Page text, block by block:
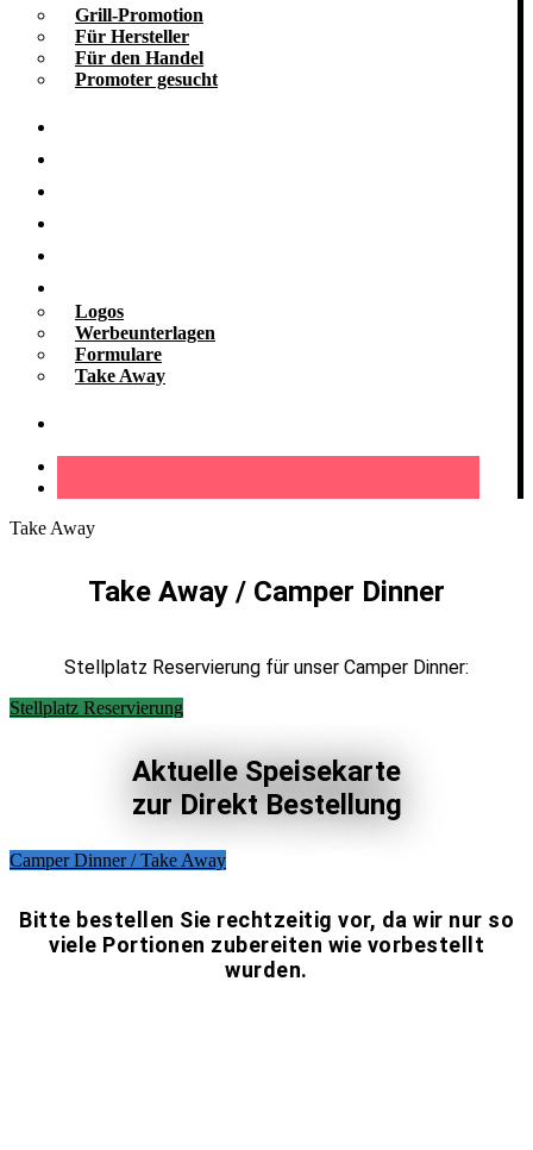
Grill-Promotion
Für Hersteller
Für den Handel
Promoter gesucht
Logos
Werbeunterlagen
Formulare
Take Away
Take Away
Take Away / Camper Dinner
Stellplatz Reservierung für unser Camper Dinner:
Stellplatz Reservierung
Aktuelle Speisekarte
zur Direkt Bestellung
Camper Dinner / Take Away
Bitte bestellen Sie rechtzeitig vor, da wir nur so
viele Portionen zubereiten wie vorbestellt
wurden.